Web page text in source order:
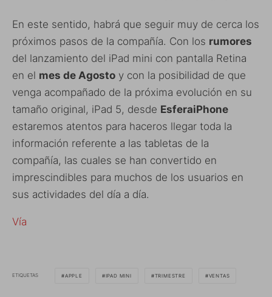
En este sentido, habrá que seguir muy de cerca los
próximos pasos de la compañía. Con los rumores
del lanzamiento del iPad mini con pantalla Retina
en el mes de Agosto y con la posibilidad de que
venga acompañado de la próxima evolución en su
tamaño original, iPad 5, desde EsferaiPhone
estaremos atentos para haceros llegar toda la
información referente a las tabletas de la
compañía, las cuales se han convertido en
imprescindibles para muchos de los usuarios en
sus actividades del día a día.
Vía
ETIQUETAS APPLE IPAD MINI TRIMESTRE VENTAS